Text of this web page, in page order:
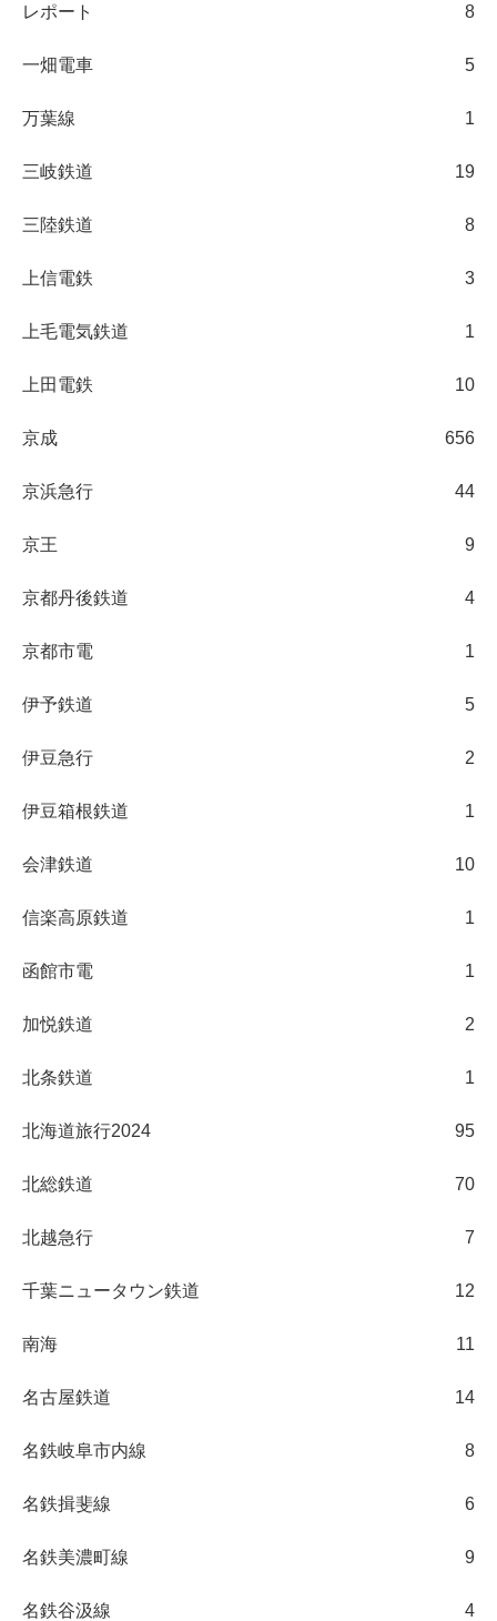
レポート 8
一畑電車 5
万葉線 1
三岐鉄道 19
三陸鉄道 8
上信電鉄 3
上毛電気鉄道 1
上田電鉄 10
京成 656
京浜急行 44
京王 9
京都丹後鉄道 4
京都市電 1
伊予鉄道 5
伊豆急行 2
伊豆箱根鉄道 1
会津鉄道 10
信楽高原鉄道 1
函館市電 1
加悦鉄道 2
北条鉄道 1
北海道旅行2024 95
北総鉄道 70
北越急行 7
千葉ニュータウン鉄道 12
南海 11
名古屋鉄道 14
名鉄岐阜市内線 8
名鉄揖斐線 6
名鉄美濃町線 9
名鉄谷汲線 4